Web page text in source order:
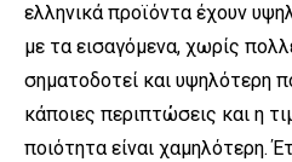
ελληνικά προϊόντα έχουν
με τα εισαγόμενα, χωρίς
σηματοδοτεί και υψηλότερη
κάποιες περιπτώσεις και η
ποιότητα είναι χαμηλότερη.